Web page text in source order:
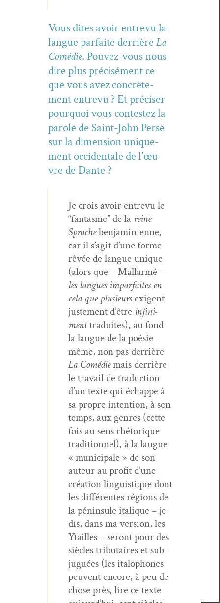
Vous dites avoir entre­vu la
langue par­faite der­rière La
Comédie. Pou­vez-vous nous
dire plus pré­cisé­ment ce
que vous avez con­crète­
ment entre­vu ? Et pré­cis­er
pourquoi vous con­testez la
parole de Saint-John Perse
sur la dimen­sion unique­
ment occi­den­tale de l’œu­
vre de Dante ?
Je crois avoir entre­vu le
“fan­tasme” de la reine
Spracheben­jamini­enne,
car il s’agit d’une forme
rêvée de langue unique
(alors que – Mal­lar­mé –
les langues impar­faites en
cela que plusieursexi­gent
juste­ment d’être infin­i­
menttraduites), au fond
la langue de la poésie
même, non pas der­rière
La Comédiemais der­rière
le tra­vail de tra­duc­tion
d’un texte qui échappe à
sa pro­pre inten­tion, à son
temps, aux gen­res (cette
fois au sens rhé­torique
tra­di­tion­nel), à la langue
« munic­i­pale » de son
auteur au prof­it d’une
créa­tion lin­guis­tique dont
les dif­férentes régions de
la pénin­sule italique – je
dis, dans ma ver­sion, les
Ytailles – seront pour des
siè­cles trib­u­taires et sub­
juguées (les italo­phones
peu­vent encore, à peu de
chose près, lire ce texte